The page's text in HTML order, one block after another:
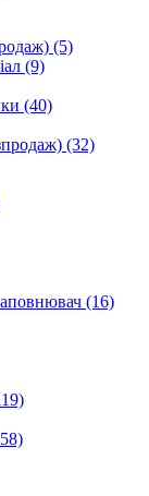
(5)
(9)
(40)
(32)
(16)